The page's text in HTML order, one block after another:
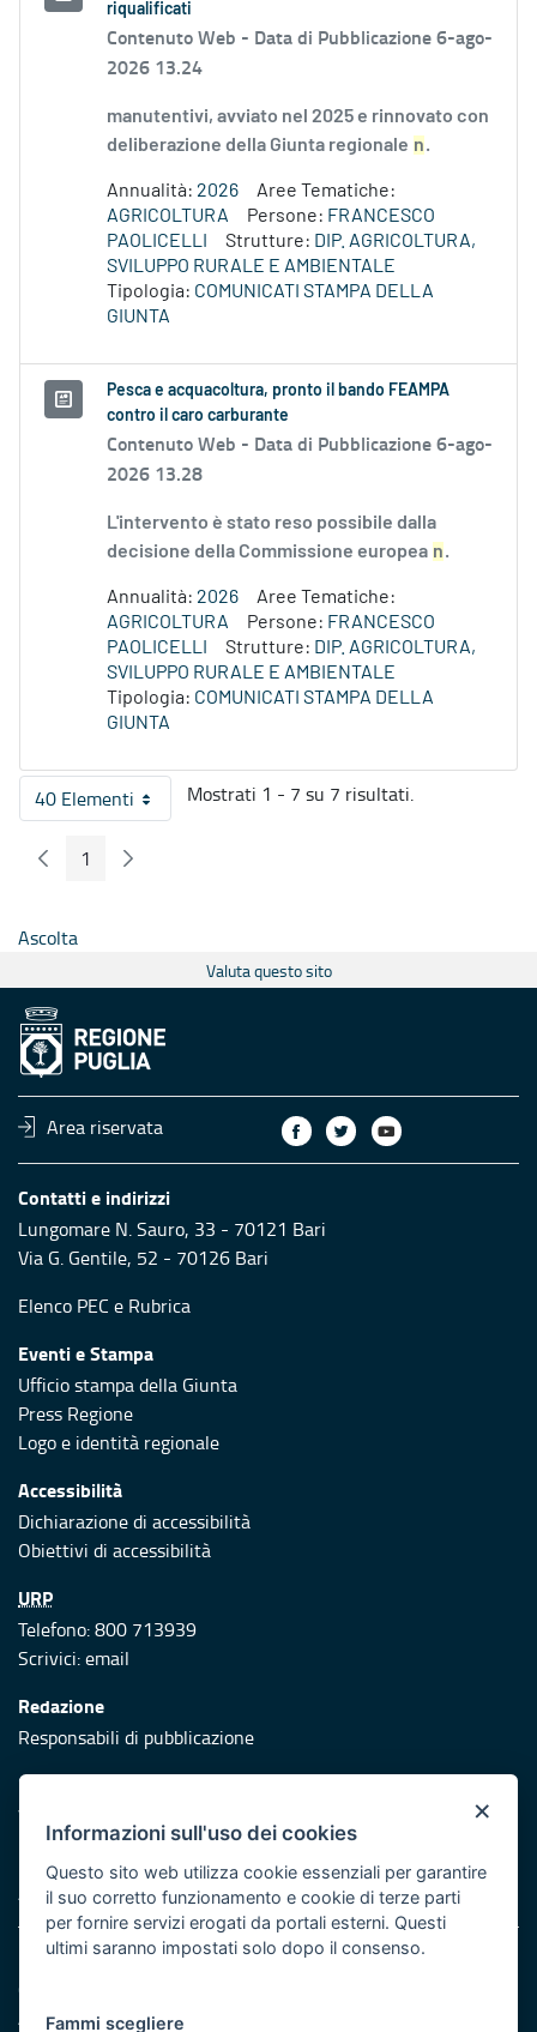
riqualificati
Contenuto Web - Data di Pubblicazione 6-ago-
2026 13.24
manutentivi, avviato nel 2025 e rinnovato con
deliberazione della Giunta regionale n.
Annualità: 2026
Aree Tematiche:
AGRICOLTURA
Persone: FRANCESCO
PAOLICELLI
Strutture: DIP. AGRICOLTURA,
SVILUPPO RURALE E AMBIENTALE
Tipologia: COMUNICATI STAMPA DELLA
GIUNTA
Pesca e acquacoltura, pronto il bando FEAMPA
contro il caro carburante
Contenuto Web - Data di Pubblicazione 6-ago-
2026 13.28
L'intervento è stato reso possibile dalla
decisione della Commissione europea n.
Annualità: 2026
Aree Tematiche:
AGRICOLTURA
Persone: FRANCESCO
PAOLICELLI
Strutture: DIP. AGRICOLTURA,
SVILUPPO RURALE E AMBIENTALE
Tipologia: COMUNICATI STAMPA DELLA
GIUNTA
40 ElementiPer pagina
Mostrati 1 - 7 su 7 risultati.
Pagina Precedente
Pagina
1 Pagina Seguente
Ascolta
Valuta questo sito
Area riservata
Contatti e indirizzi
Lungomare N. Sauro, 33 - 70121 Bari
Via G. Gentile, 52 - 70126 Bari
Elenco PEC e Rubrica
Eventi e Stampa
Ufficio stampa della Giunta
Press Regione
Logo e identità regionale
Accessibilità
Dichiarazione di accessibilità
Obiettivi di accessibilità
URP
Telefono: 800 713939
Scrivici:email
Redazione
Responsabili di pubblicazione
Protezione civile
Vai al sito di Protezione Civile Puglia
Iniziativa finanziata con risorse del POR Puglia 2014/2020 -
Asse XI
Note legali
Cookie e privacy
Atti di notifica
×
Informazioni sull'uso dei cookies
Questo sito web utilizza cookie essenziali per garantire
il suo corretto funzionamento e cookie di terze parti
per fornire servizi erogati da portali esterni. Questi
ultimi saranno impostati solo dopo il consenso.
Fammi scegliere